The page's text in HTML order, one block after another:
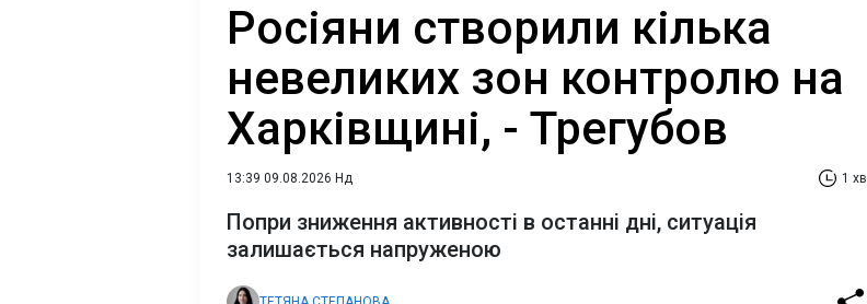
Росіяни створили кілька
невеликих зон контролю на
Харківщині, - Трегубов
13:39 09.08.2026 Нд 1 хв
Попри зниження активності в останні дні, ситуація
залишається напруженою